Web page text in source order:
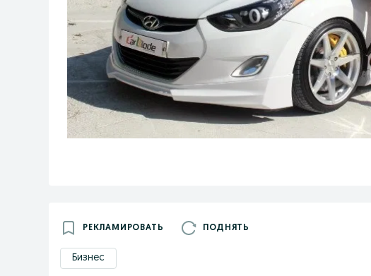
РЕКЛАМИРОВАТЬ ПОДНЯТЬ
Бизнес